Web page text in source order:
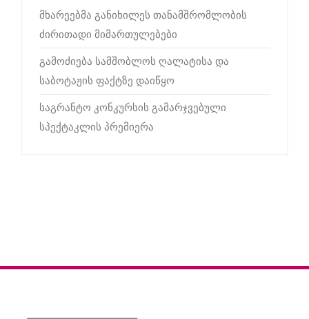
მხარეებმა განიხილეს თანამშრომლობის
ძირითადი მიმართულებები
გამოძიება სამშობლოს ღალატისა და
საბოტაჟის ფაქტზე დაიწყო
საგრანტო კონკურსის გამარჯვებული
სპექტაკლის პრემიერა